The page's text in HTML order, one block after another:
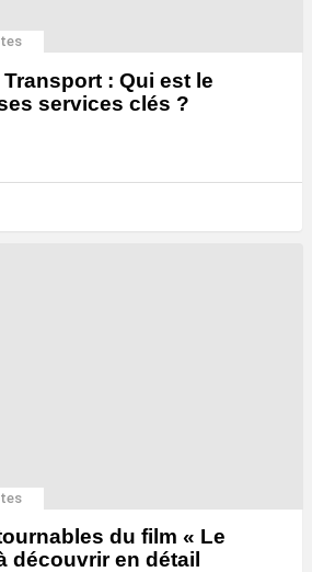
Transport : Qui est le
services clés ?
du film « Le
découvrir en détail